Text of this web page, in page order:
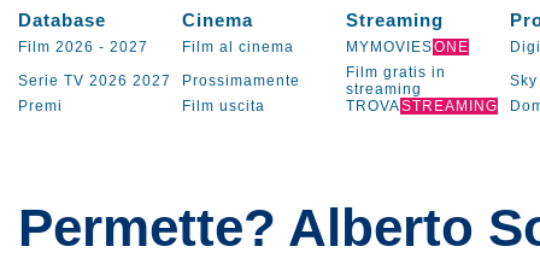
Database Cinema Streaming
Film 2026 - 2027 Film al cinema MYMOVIESONE
Serie TV 2026 2027 Prossimamente
Film gratis in
streaming
Sky
Premi
Film uscita TROVASTREAMING
Permette? Alberto